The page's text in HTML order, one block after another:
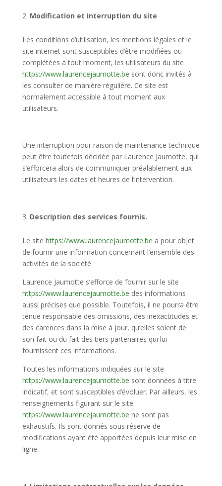
Modification et interruption du site
Les conditions d’utilisation, les mentions légales et le
site internet sont susceptibles d’être modifiées ou
complétées à tout moment, les utilisateurs du site
https://www.laurencejaumotte.be sont donc invités à
les consulter de manière régulière. Ce site est
normalement accessible à tout moment aux
utilisateurs.
Une interruption pour raison de maintenance technique
peut être toutefois décidée par Laurence Jaumotte, qui
s’efforcera alors de communiquer préalablement aux
utilisateurs les dates et heures de l’intervention.
Description des services fournis.
Le site https://www.laurencejaumotte.be a pour objet
de fournir une information concernant l’ensemble des
activités de la société.
Laurence Jaumotte s’efforce de fournir sur le site
https://www.laurencejaumotte.be des informations
aussi précises que possible. Toutefois, il ne pourra être
tenue responsable des omissions, des inexactitudes et
des carences dans la mise à jour, qu’elles soient de
son fait ou du fait des tiers partenaires qui lui
fournissent ces informations.
Toutes les informations indiquées sur le site
https://www.laurencejaumotte.be sont données à titre
indicatif, et sont susceptibles d’évoluer. Par ailleurs, les
renseignements figurant sur le site
https://www.laurencejaumotte.be ne sont pas
exhaustifs. Ils sont donnés sous réserve de
modifications ayant été apportées depuis leur mise en
ligne.